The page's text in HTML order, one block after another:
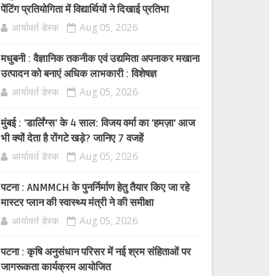
पेंटिंग प्रतियोगिता में विद्यार्थियों ने दिखाई प्रतिभा
आर्यावर्त डेस्क Aug 05, 2026
मधुबनी : वैज्ञानिक तकनीक एवं उद्यमिता अपनाकर मखाना
उत्पादन को बनाएं अधिक लाभकारी : विशेषज्ञ
आर्यावर्त डेस्क Aug 05, 2026
मुंबई : 'डार्लिंग्स' के 4 साल: विजय वर्मा का 'हमज़ा' आज
भी क्यों देता है रोंगटे खड़े? जानिए 7 वजहें
आर्यावर्त डेस्क Aug 05, 2026
पटना : ANMMCH के पुनर्निर्माण हेतु तैयार किए जा रहे
मास्टर प्लान की स्वास्थ्य मंत्री ने की समीक्षा
आर्यावर्त डेस्क Aug 05, 2026
पटना : कृषि अनुसंधान परिसर में नई श्रम संहिताओं पर
जागरूकता कार्यक्रम आयोजित